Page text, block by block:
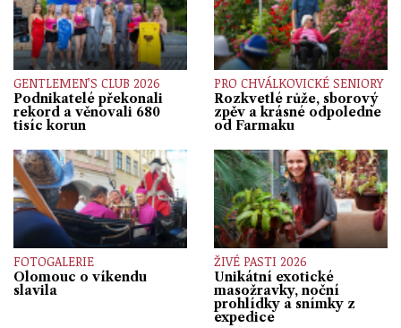
GENTLEMEN’S CLUB 2026
Podnikatelé překonali
rekord a věnovali 680
tisíc korun
PRO CHVÁLKOVICKÉ SENIORY
Rozkvetlé růže, sborový
zpěv a krásné odpoledne
od Farmaku
FOTOGALERIE
Olomouc o víkendu
slavila
ŽIVÉ PASTI 2026
Unikátní exotické
masožravky, noční
prohlídky a snímky z
expedice